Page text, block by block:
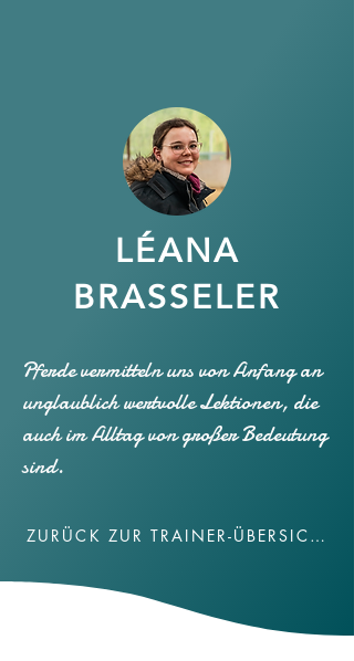
LÉANA
BRASSELER
Pferde vermitteln uns von Anfang an
unglaublich wertvolle Lektionen, die
auch im Alltag von großer Bedeutung
sind.
ZURÜCK ZUR TRAINER-ÜBERSICHT